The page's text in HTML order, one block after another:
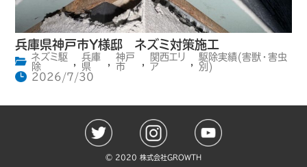
兵庫県神戸市Y様邸 ネズミ対策施工
ネズミ駆
除
兵庫
県
神戸
市
関西エリ
ア
駆除実績(害獣・害虫
別)
2026/7/30
©️ 2020 株式会社GROWTH